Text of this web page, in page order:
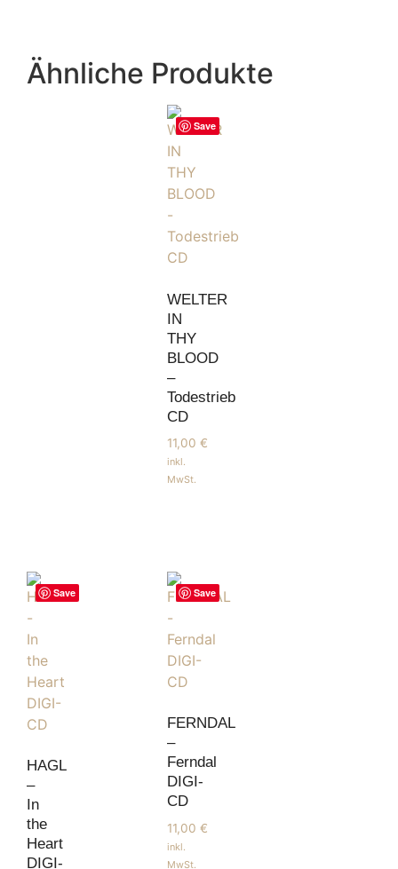
Ähnliche Produkte
Save
WELTER
IN
THY
BLOOD
–
Todestrieb
CD
11,00€
inkl.
MwSt.
Save
HAGL
–
In
the
Heart
DIGI-
Save
FERNDAL
–
Ferndal
DIGI-
CD
11,00€
inkl.
MwSt.